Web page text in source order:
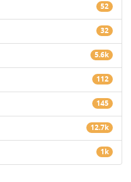
52
32
5.6k
112
145
12.7k
1k